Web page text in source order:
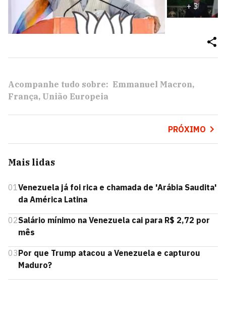
+3
Acompanhe tudo sobre: Emmanuel Macron
França União Europeia
PRÓXIMO
Mais lidas
01Venezuela já foi rica e chamada de 'Arábia Saudita'
da América Latina
02Salário mínimo na Venezuela cai para R$ 2,72 por
mês
03Por que Trump atacou a Venezuela e capturou
Maduro?